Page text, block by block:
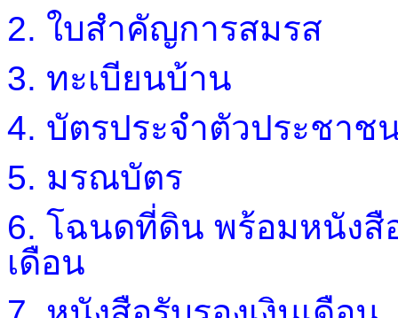
2. ใบสำคัญการสมรส
3. ทะเบียนบ้าน
4. บัตรประจำตัวประชาช
5. มรณบัตร
6. โฉนดที่ดิน พร้อมหนังสื
เดือน